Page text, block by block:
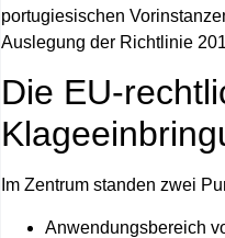
portugiesischen
Auslegung der Richtlinie
Die EU-
Im Zentrum standen zwei
Anwendungsbereich